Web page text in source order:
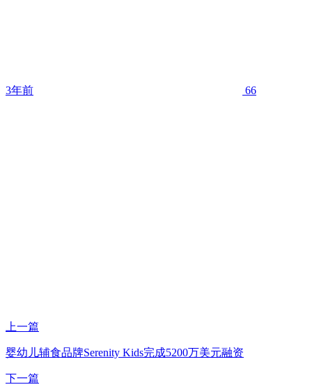
3年前 66
上一篇
婴幼儿辅食品牌Serenity Kids完成5200万美元融资
下一篇